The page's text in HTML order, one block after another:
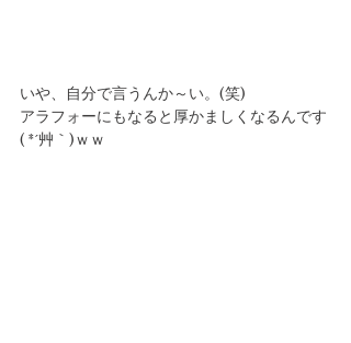
いや、自分で言うんか～い。(笑)
アラフォーにもなると厚かましくなるんです
( *´艸｀)ｗｗ